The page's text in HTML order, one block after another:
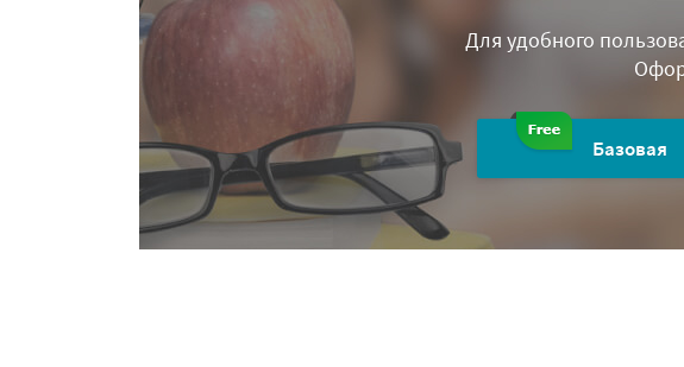
Для удобного
Базовая